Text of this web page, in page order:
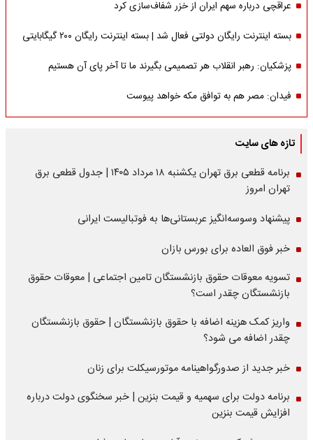
عراقچی درباره سهم ایران از خزر شفاف‌سازی کرد
بسته اینترنت رایگان دولتی فعال شد | بسته اینترنت رایگان ۲۰۰ گیگابایتی
پزشکیان: رهبر انقلاب هر تصمیمی بگیرند ما تا آخر پای آن هستیم
فیدان: مصر هم به توافق مکه خواهد پیوست
تازه های سایت
برنامه قطعی برق تهران یکشنبه ۱۸ مرداد ۱۴۰۵ | جدول قطعی برق
تهران امروز
پیشنهاد وسوسه‌انگیز عربستانی‌ها به فوتبالیست ایرانی
خبر فوق العاده برای بورس بازان
تسویه معوقات حقوق بازنشستگان تامین اجتماعی | معوقات حقوق
بازنشستگان چقدر است؟
واریز کمک هزینه اضافه با حقوق بازنشستگان | حقوق بازنشستگان
چقدر اضافه می شود؟
خبر جدید از صدورگواهینامه موتورسیکلت برای زنان
برنامه دولت برای سهمیه و قیمت بنزین | خبر سخنگوی دولت درباره
افزایش قیمت بنزین